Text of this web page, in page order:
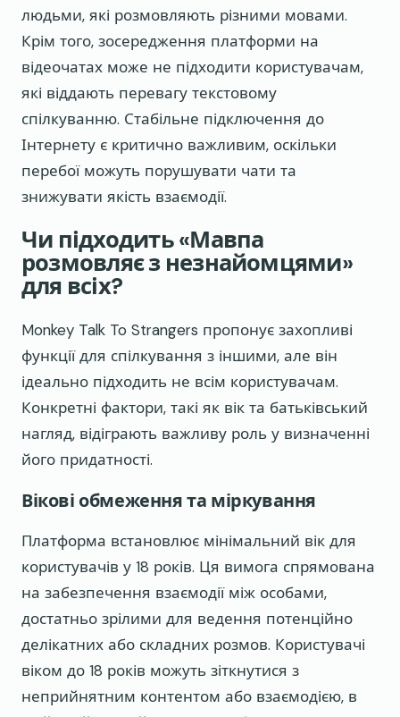
людьми, які розмовляють різними мовами.
Крім того, зосередження платформи на
відеочатах може не підходити користувачам,
які віддають перевагу текстовому
спілкуванню. Стабільне підключення до
Інтернету є критично важливим, оскільки
перебої можуть порушувати чати та
знижувати якість взаємодії.
Чи підходить «Мавпа
розмовляє з незнайомцями»
для всіх?
Monkey Talk To Strangers пропонує захопливі
функції для спілкування з іншими, але він
ідеально підходить не всім користувачам.
Конкретні фактори, такі як вік та батьківський
нагляд, відіграють важливу роль у визначенні
його придатності.
Вікові обмеження та міркування
Платформа встановлює мінімальний вік для
користувачів у 18 років. Ця вимога спрямована
на забезпечення взаємодії між особами,
достатньо зрілими для ведення потенційно
делікатних або складних розмов. Користувачі
віком до 18 років можуть зіткнутися з
неприйнятним контентом або взаємодією, в